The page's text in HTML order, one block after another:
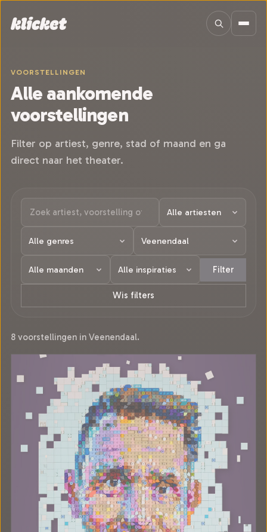
VOORSTELLINGEN
Alle aankomende
voorstellingen
Filter op artiest, genre, stad of maand en ga
direct naar het theater.
Filter
Wis filters
8 voorstellingen in Veenendaal.